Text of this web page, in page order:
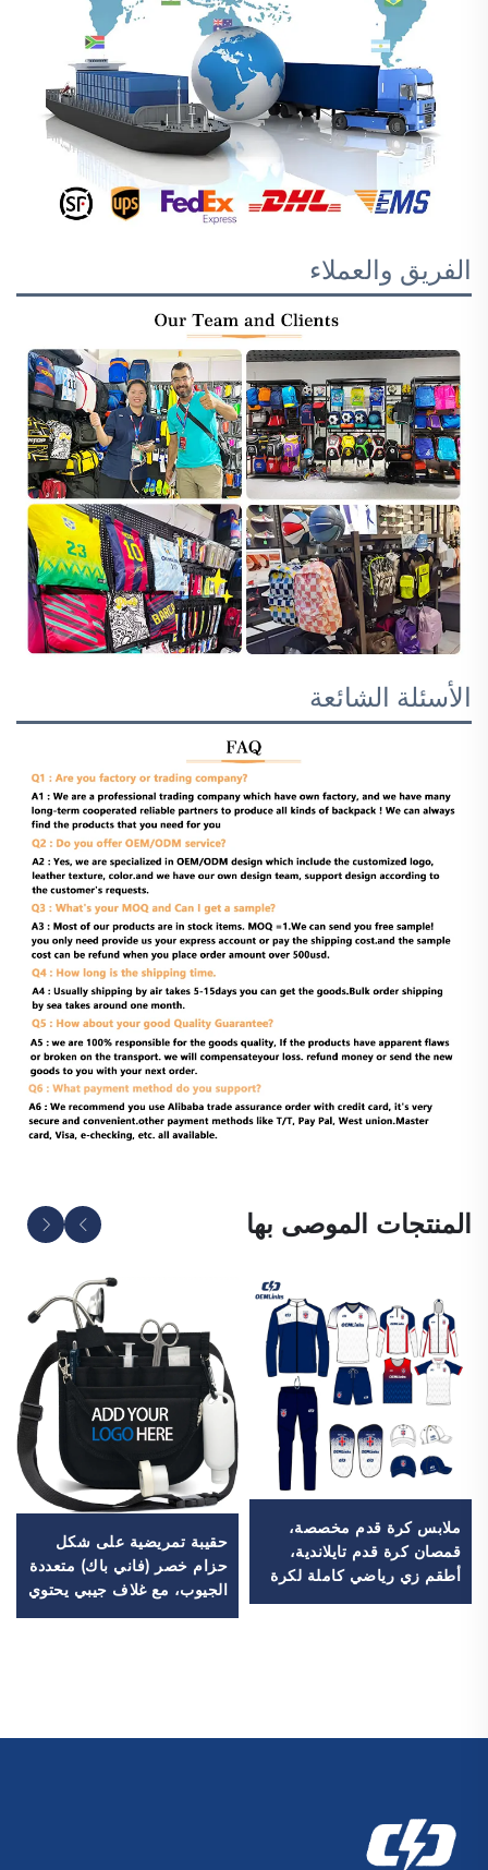
الفريق والعملاء
الأسئلة الشائعة
المنتجات الموصى بها
ملابس كرة قدم مخصصة،
قمصان كرة قدم تايلاندية،
أطقم زي رياضي كاملة لكرة
القدم، بدلة رياضية لكرة
حقيبة تمريضية على شكل
حزام خصر (فاني باك) متعددة
الجيوب، مع غلاف جيبي يحتوي
على أقسام متعددة، وسحّاب،